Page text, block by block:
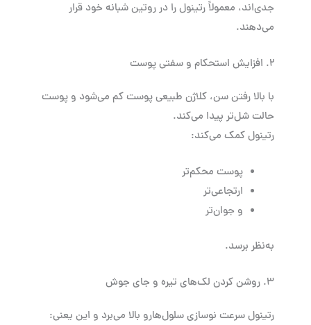
جدی‌اند، معمولاً رتینول را در روتین شبانه خود قرار
می‌دهند.
۲. افزایش استحکام و سفتی پوست
با بالا رفتن سن، کلاژن طبیعی پوست کم می‌شود و پوست
حالت شل‌تر پیدا می‌کند.
رتینول کمک می‌کند:
پوست محکم‌تر
ارتجاعی‌تر
و جوان‌تر
به‌نظر برسد.
۳. روشن کردن لک‌های تیره و جای جوش
رتینول سرعت نوسازی سلول‌هارو بالا می‌برد و این یعنی: